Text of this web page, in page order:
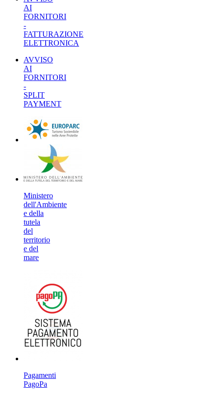
AI
FORNITORI
-
FATTURAZIONE
ELETTRONICA
AVVISO
AI
FORNITORI
-
SPLIT
PAYMENT
Ministero
dell'Ambiente
e della
tutela
del
territorio
e del
mare
Pagamenti
PagoPa